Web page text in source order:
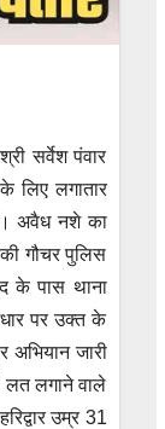
सर्वेश पंवार
लिए लगातार
अवैध नशे का
गौचर पुलिस
के पास थाना
पर उक्त के
अभियान जारी
लगाने वाले
उम्र 31